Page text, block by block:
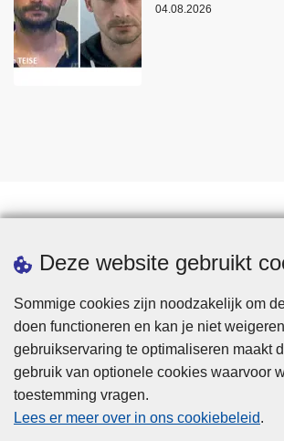
Deze website gebruikt
Sommige cookies zijn noodzakelijk om
doen functioneren en kan je niet
gebruikservaring te optimaliseren maakt
gebruik van optionele cookies waarvoor
toestemming vragen.
Lees er meer over in ons cookiebeleid.
04.08.2026
Privacy